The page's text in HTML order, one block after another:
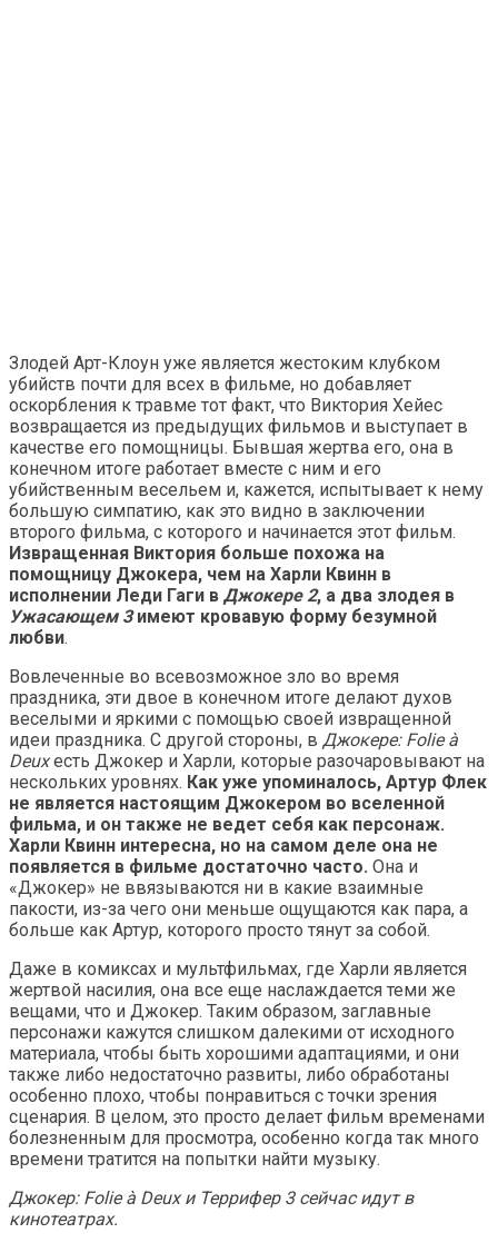
Злодей Арт-Клоун уже является жестоким клубком
убийств почти для всех в фильме, но добавляет
оскорбления к травме тот факт, что Виктория Хейес
возвращается из предыдущих фильмов и выступает в
качестве его помощницы. Бывшая жертва его, она в
конечном итоге работает вместе с ним и его
убийственным весельем и, кажется, испытывает к нему
большую симпатию, как это видно в заключении
второго фильма, с которого и начинается этот фильм.
Извращенная Виктория больше похожа на
помощницу Джокера, чем на Харли Квинн в
исполнении Леди Гаги в Джокере 2, а два злодея в
Ужасающем 3имеют кровавую форму безумной
любви.
Вовлеченные во всевозможное зло во время
праздника, эти двое в конечном итоге делают духов
веселыми и яркими с помощью своей извращенной
идеи праздника. С другой стороны, в Джокере: Folie à
Deuxесть Джокер и Харли, которые разочаровывают на
нескольких уровнях. Как уже упоминалось, Артур Флек
не является настоящим Джокером во вселенной
фильма, и он также не ведет себя как персонаж.
Харли Квинн интересна, но на самом деле она не
появляется в фильме достаточно часто. Она и
«Джокер» не ввязываются ни в какие взаимные
пакости, из-за чего они меньше ощущаются как пара, а
больше как Артур, которого просто тянут за собой.
Даже в комиксах и мультфильмах, где Харли является
жертвой насилия, она все еще наслаждается теми же
вещами, что и Джокер. Таким образом, заглавные
персонажи кажутся слишком далекими от исходного
материала, чтобы быть хорошими адаптациями, и они
также либо недостаточно развиты, либо обработаны
особенно плохо, чтобы понравиться с точки зрения
сценария. В целом, это просто делает фильм временами
болезненным для просмотра, особенно когда так много
времени тратится на попытки найти музыку.
Джокер: Folie à Deux и Террифер 3 сейчас идут в
кинотеатрах.